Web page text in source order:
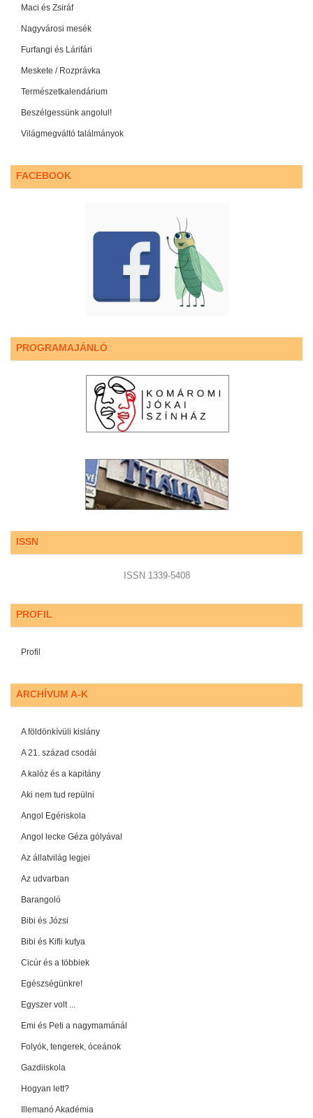
Maci és Zsiráf
Nagyvárosi mesék
Furfangi és Lárifári
Meskete / Rozprávka
Természetkalendárium
Beszélgessünk angolul!
Világmegváltó találmányok
FACEBOOK
PROGRAMAJÁNLÓ
ISSN
ISSN 1339-5408
PROFIL
Profil
ARCHÍVUM A-K
A földönkívüli kislány
A 21. század csodái
A kalóz és a kapitány
Aki nem tud repülni
Angol Egériskola
Angol lecke Géza gólyával
Az állatvilág legjei
Az udvarban
Barangoló
Bibi és Józsi
Bibi és Kifli kutya
Cicúr és a többiek
Egészségünkre!
Egyszer volt ...
Emi és Peti a nagymamánál
Folyók, tengerek, óceánok
Gazdiiskola
Hogyan lett?
Illemanó Akadémia